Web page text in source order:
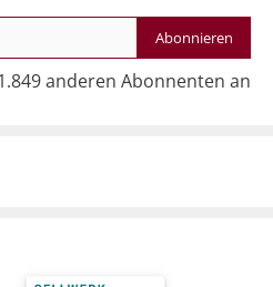
Abonnieren
anderen Abonnenten an